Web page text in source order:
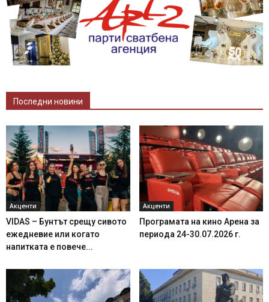
Последни новини
Акценти
VIDAS – Бунтът срещу сивото
ежедневие или когато
напитката е повече...
Акценти
Програмата на кино Арена за
периода 24-30.07.2026 г.